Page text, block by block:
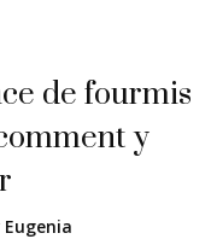
de fourmis
y
Eugenia